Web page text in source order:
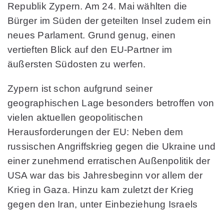
Republik Zypern. Am 24. Mai wählten die
Bürger im Süden der geteilten Insel zudem ein
neues Parlament. Grund genug, einen
vertieften Blick auf den EU-Partner im
äußersten Südosten zu werfen.
Zypern ist schon aufgrund seiner
geographischen Lage besonders betroffen von
vielen aktuellen geopolitischen
Herausforderungen der EU: Neben dem
russischen Angriffskrieg gegen die Ukraine und
einer zunehmend erratischen Außenpolitik der
USA war das bis Jahresbeginn vor allem der
Krieg in Gaza. Hinzu kam zuletzt der Krieg
gegen den Iran, unter Einbeziehung Israels